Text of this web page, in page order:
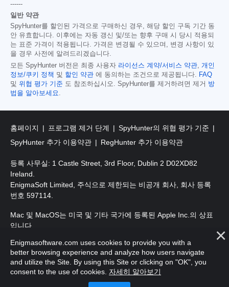
------
일반 약관
SpyHunter를 할인된 가격으로 구매하신 경우, 해당 할인 구독 기간 동
안 유효합니다. 이후에는 자동 갱신 및/또는 향후 구매 시 당시 적용되
는 표준 가격이 적용됩니다. 가격은 변경될 수 있으며, 변경 사항이 있
을 경우 사전에 알려드리겠습니다.
모든 SpyHunter 버전은 최종 사용자 라이선스 계약/서비스 약관, 개인
정보/쿠키 정책 및 할인 약관 에 동의하는 조건으로 제공됩니다. FAQ
및 위협 평가 기준 도 참조하십시오. SpyHunter를 제거하려면 제거 방
법을 알아보세요.
홈페이지 프로그램 제거 단계
SpyHunter의 위협 평가 기준
SpyHunter 추가 이용약관
RegHunter 추가 이용약관
등록 사무실: 1 Castle Street, 3rd Floor, Dublin 2 D02XD82
Ireland.
EnigmaSoft Limited, 주식으로 제한되는 비공개 회사, 회사 등록
번호 597114.
Mac 및 MacOS는 미국 및 기타 국가에 등록된 Apple Inc.의 상표
입니다.
저작권 2016-2026. EnigmaSoft Ltd. 판권 소유.
Enigmasoftware.com uses cookies to provide you with a
better browsing experience and analyze how users navigate
and utilize the Site. By using this Site or clicking on "OK", you
consent to the use of cookies. 자세히 알아보기